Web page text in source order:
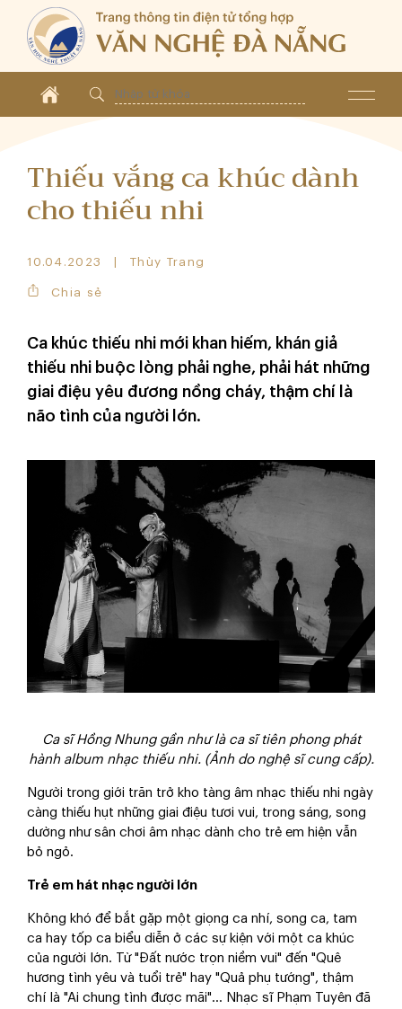
Thiếu vắng ca khúc dành
cho thiếu nhi
10.04.2023 Thùy Trang
Chia sẻ
Ca khúc thiếu nhi mới khan hiếm, khán giả
thiếu nhi buộc lòng phải nghe, phải hát những
giai điệu yêu đương nồng cháy, thậm chí là
não tình của người lớn.
Ca sĩ Hồng Nhung gần như là ca sĩ tiên phong phát
hành album nhạc thiếu nhi. (Ảnh do nghệ sĩ cung cấp).
Người trong giới trăn trở kho tàng âm nhạc thiếu nhi ngày
càng thiếu hụt những giai điệu tươi vui, trong sáng, song
dường như sân chơi âm nhạc dành cho trẻ em hiện vẫn
bỏ ngỏ.
Trẻ em hát nhạc người lớn
Không khó để bắt gặp một giọng ca nhí, song ca, tam
ca hay tốp ca biểu diễn ở các sự kiện với một ca khúc
của người lớn. Từ "Đất nước trọn niềm vui" đến "Quê
hương tình yêu và tuổi trẻ" hay "Quả phụ tướng", thậm
chí là "Ai chung tình được mãi"… Nhạc sĩ Phạm Tuyên đã